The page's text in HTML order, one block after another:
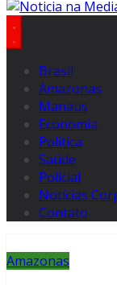
Brasil
Amazonas
Manaus
Economia
Politica
Saúde
Policial
Notícias
Contato
Amazonas